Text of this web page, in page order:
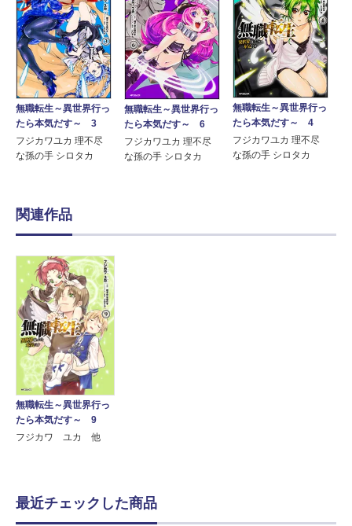
無職転生～異世界行っ
たら本気だす～ 3
フジカワユカ 理不尽
な孫の手 シロタカ
無職転生～異世界行っ
たら本気だす～ 6
フジカワユカ 理不尽
な孫の手 シロタカ
無職転生～異世界行っ
たら本気だす～ 4
フジカワユカ 理不尽
な孫の手 シロタカ
関連作品
無職転生～異世界行っ
たら本気だす～ 9
フジカワ ユカ 他
最近チェックした商品